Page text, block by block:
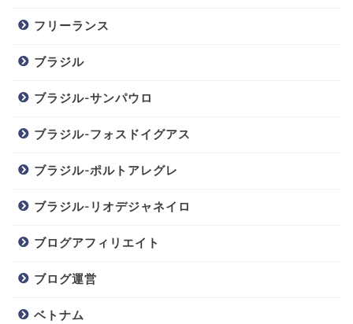
フリーランス
ブラジル
ブラジル-サンパウロ
ブラジル-フォスドイグアス
ブラジル-ポルトアレグレ
ブラジル-リオデジャネイロ
ブログアフィリエイト
ブログ運営
ベトナム